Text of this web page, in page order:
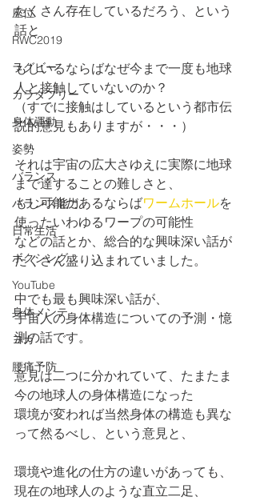
座位
RWC2019
ラグビー
カラダフリー
身体運動
姿勢
バランス
バランス能力
日常生活
ボクシング
YouTube
身体メンテ
ヨガ
腰痛予防
たくさん存在しているだろう、という
話と
もしいるならばなぜ今まで一度も地球
人と接触していないのか？
（すでに接触はしているという都市伝
説的意見もありますが・・・）
それは宇宙の広大さゆえに実際に地球
まで達することの難しさと、
もし可能だあるならばワームホールを
使ったいわゆるワープの可能性
などの話とか、総合的な興味深い話が
たくさん盛り込まれていました。
中でも最も興味深い話が、
宇宙人の身体構造についての予測・憶
測の話です。
意見は二つに分かれていて、たまたま
今の地球人の身体構造になった
環境が変われば当然身体の構造も異な
って然るべし、という意見と、
環境や進化の仕方の違いがあっても、
現在の地球人のような直立二足、